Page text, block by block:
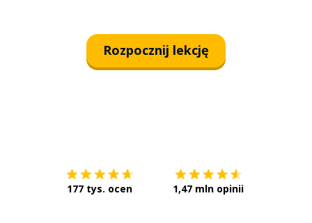
Rozpocznij lekcję
177 tys. ocen 1,47 mln opinii